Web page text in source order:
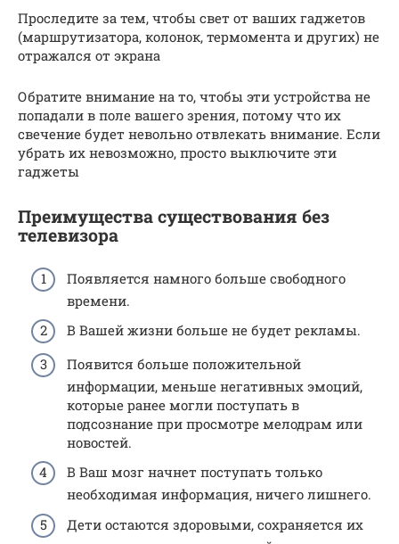
Проследите за тем, чтобы свет от ваших гаджетов
(маршрутизатора, колонок, термомента и других) не
отражался от экрана
Обратите внимание на то, чтобы эти устройства не
попадали в поле вашего зрения, потому что их
свечение будет невольно отвлекать внимание. Если
убрать их невозможно, просто выключите эти
гаджеты
Преимущества существования без
телевизора
Появляется намного больше свободного
времени.
В Вашей жизни больше не будет рекламы.
Появится больше положительной
информации, меньше негативных эмоций,
которые ранее могли поступать в
подсознание при просмотре мелодрам или
новостей.
В Ваш мозг начнет поступать только
необходимая информация, ничего лишнего.
Дети остаются здоровыми, сохраняется их